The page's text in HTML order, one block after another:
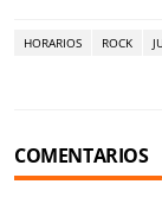
HORARIOS ROCK
COMENTARIOS